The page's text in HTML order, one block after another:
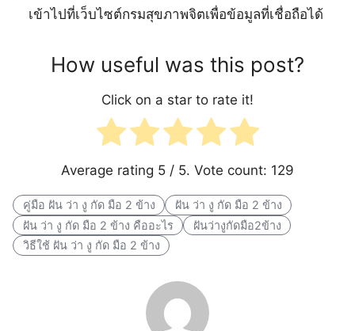
เข้าไปที่เว็บไซต์กรมสุขภาพจิตเพื่อข้อมูลที่เชื่อถือได้
How useful was this post?
Click on a star to rate it!
Average rating 5 / 5. Vote count: 129
คู่มือ ฝัน ว่า งู กัด มือ 2 ข้าง
ฝัน ว่า งู กัด มือ 2 ข้าง
ฝัน ว่า งู กัด มือ 2 ข้าง คืออะไร
ฝันว่างูกัดมือ2ข้าง
วิธีใช้ ฝัน ว่า งู กัด มือ 2 ข้าง